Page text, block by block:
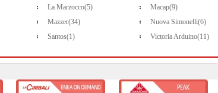
La Marzocco(5)
Macap(9)
Mazzer(34)
Nuova Simonelli(6)
Santos(1) Victoria Arduino(11)